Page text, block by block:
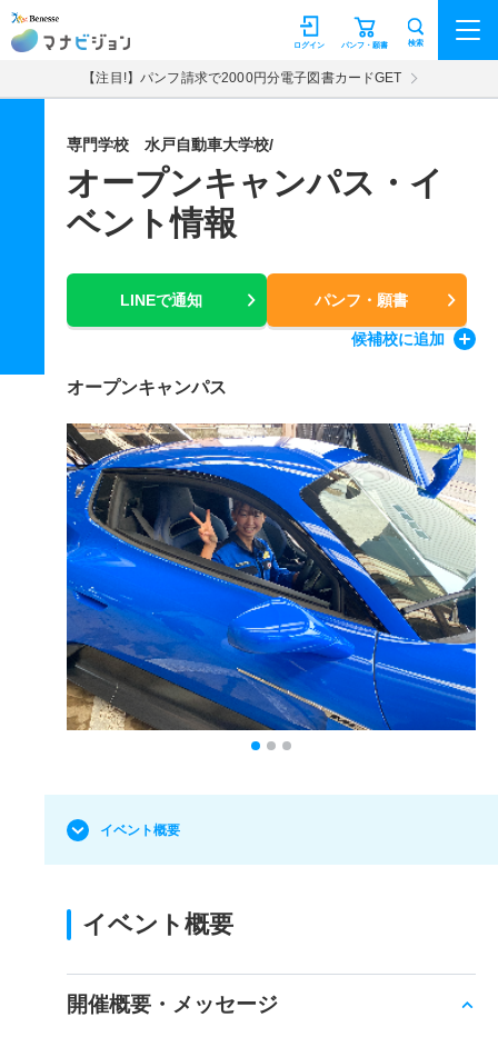
マナビジョン パンフ・願書
ログイン 検索
【注目!】パンフ請求で2000円分電子図書カードGET
専門学校 水戸自動車大学校/
オープンキャンパス・イ
ベント情報
LINEで通知 パンフ・願書
候補校に追加
オープンキャンパス
イベント概要
イベント概要
開催概要・メッセージ